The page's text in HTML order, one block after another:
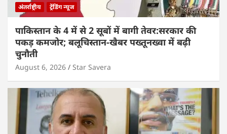
अंतर्राष्ट्रीय ट्रेंडिंग न्यूज
पाकिस्तान के 4 में से 2 सूबों में बागी तेवर:सरकार की
पकड़ कमजोर; बलूचिस्तान-खैबर पख्तूनख्वा में बढ़ी
चुनौती
August 6, 2026 Star Savera